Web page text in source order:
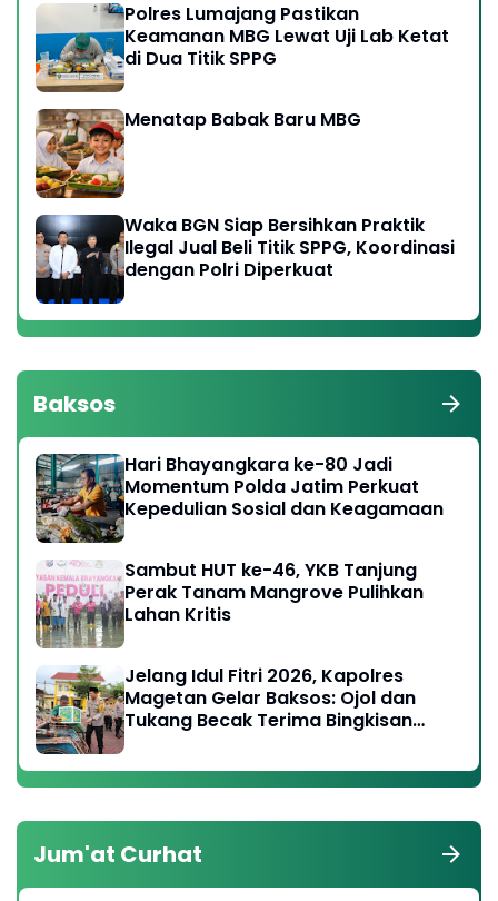
Polres Lumajang Pastikan
Keamanan MBG Lewat Uji Lab Ketat
di Dua Titik SPPG
Menatap Babak Baru MBG
Waka BGN Siap Bersihkan Praktik
Ilegal Jual Beli Titik SPPG, Koordinasi
dengan Polri Diperkuat
Baksos
Hari Bhayangkara ke-80 Jadi
Momentum Polda Jatim Perkuat
Kepedulian Sosial dan Keagamaan
Sambut HUT ke-46, YKB Tanjung
Perak Tanam Mangrove Pulihkan
Lahan Kritis
Jelang Idul Fitri 2026, Kapolres
Magetan Gelar Baksos: Ojol dan
Tukang Becak Terima Bingkisan
Jum'at Curhat